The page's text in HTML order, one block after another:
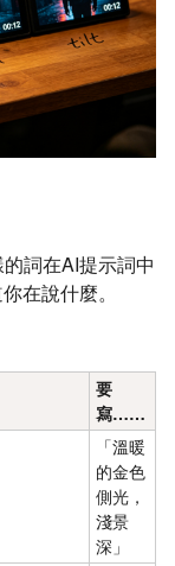
詞在AI提示詞中
在說什麼。
要
寫……
「溫暖
的金色
側光，
淺景
深」